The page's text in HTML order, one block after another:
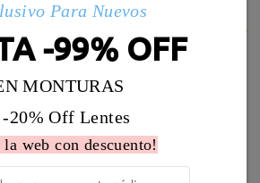
el tinte efecto rubor es
Para Nuevos
-99% OFF
MONTURAS
-20% Off Lentes
la web con descuento!